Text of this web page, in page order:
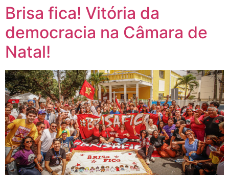
Brisa fica! Vitória da
democracia na Câmara de
Natal!